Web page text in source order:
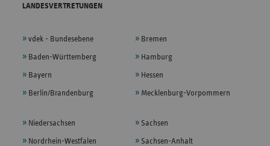
LANDESVERTRETUNGEN
vdek - Bundesebene
Baden-Württemberg
Bayern
Berlin/Brandenburg
Bremen
Hamburg
Hessen
Mecklenburg-Vorpommern
Niedersachsen
Nordrhein-Westfalen
Sachsen
Sachsen-Anhalt